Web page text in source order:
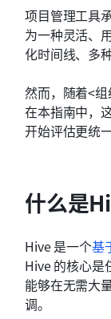
项目管理工具
为一种灵活、
化时间线、多
然而，随着<
在本指南中，
开始评估更统
什么是
Hive 是一个基
Hive 的核心是
能够在无需大
调。